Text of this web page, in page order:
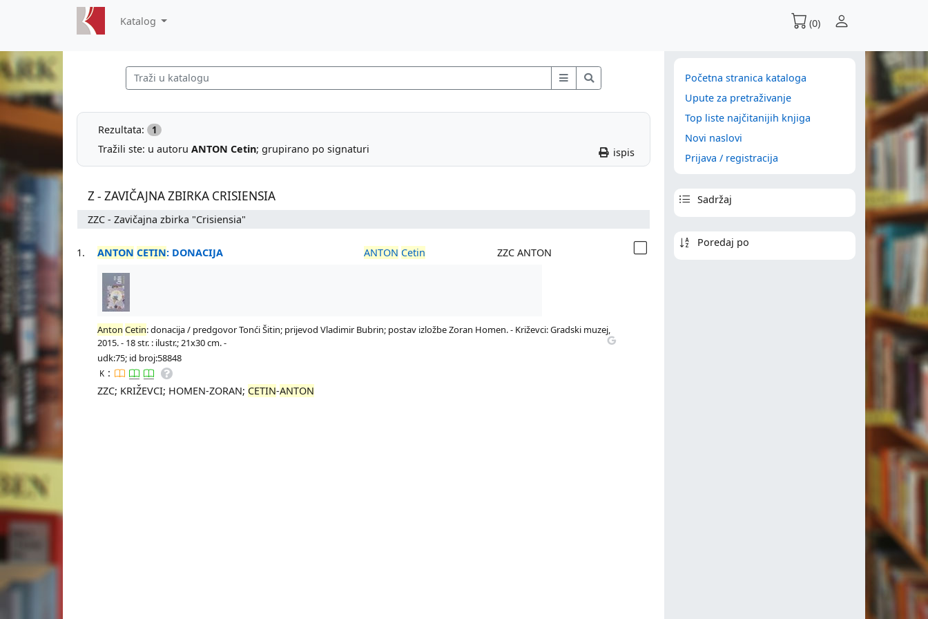
Katalog (0)
Rezultata: 1
Tražili ste: u autoru ANTON Cetin; grupirano po signaturi ispis
Z - ZAVIČAJNA ZBIRKA CRISIENSIA
ZZC - Zavičajna zbirka "Crisiensia"
1. ANTON CETIN: DONACIJA ANTON Cetin ZZC ANTON
Anton Cetin: donacija / predgovor Tonći Šitin; prijevod Vladimir Bubrin; postav izložbe Zoran Homen. - Križevci: Gradski muzej,
2015. - 18 str. : ilustr.; 21x30 cm. -
udk:75; id broj:58848
K :
ZZC; KRIŽEVCI; HOMEN-ZORAN; CETIN-ANTON
Početna stranica kataloga
Upute za pretraživanje
Top liste najčitanijih knjiga
Novi naslovi
Prijava / registracija
Sadržaj
Poredaj po